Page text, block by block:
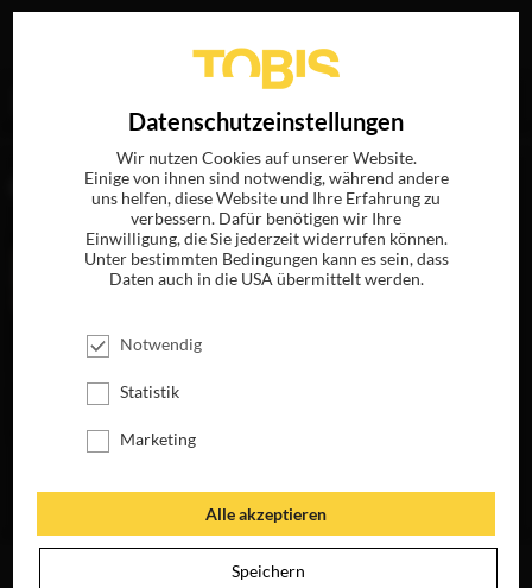
„Line Kruse“ergab folgende Treffer
JETZT AUF BLU-
Datenschutzeinstellungen
Wir nutzen Cookies auf unserer Website.
Einige von ihnen sind notwendig, während andere
uns helfen, diese Website und Ihre Erfahrung zu
verbessern. Dafür benötigen wir Ihre
Einwilligung, die Sie jederzeit widerrufen können.
Unter bestimmten Bedingungen kann es sein, dass
Daten auch in die USA übermittelt werden.
Notwendig
Statistik
Marketing
Alle akzeptieren
Speichern